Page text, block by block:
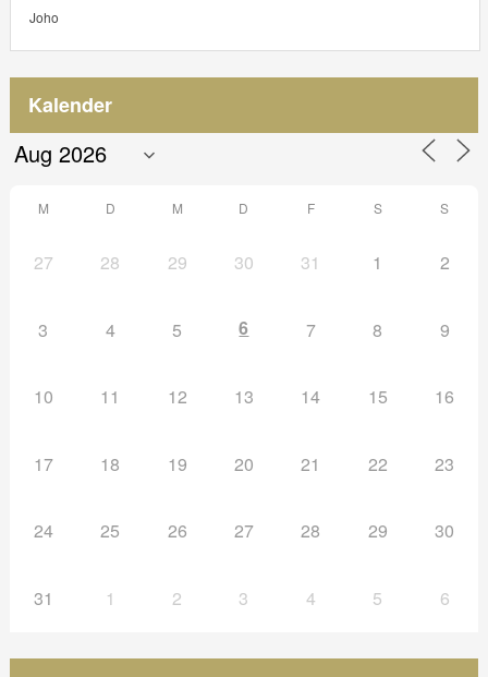
Joho
Kalender
M D M D F S S
27 28 29 30 31 1 2
3 4 5 6 7 8 9
10 11 12 13 14 15 16
17 18 19 20 21 22 23
24 25 26 27 28 29 30
31 1 2 3 4 5 6